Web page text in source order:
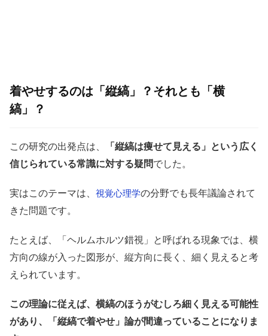
着やせするのは「縦縞」？それとも「横
縞」？
この研究の出発点は、
「縦縞は痩せて見える」という広く
信じられている常識に対する疑問でした。
実はこのテーマは、 視覚心理学の分野でも長年議論されて
きた問題です。
たとえば、「ヘルムホルツ錯視」と呼ばれる現象では、横
方向の線が入った図形が、縦方向に長く、細く見えると考
えられています。
この理論に従えば、横縞のほうがむしろ細く見える可能性
があり、「縦縞で着やせ」論が間違っていることになりま